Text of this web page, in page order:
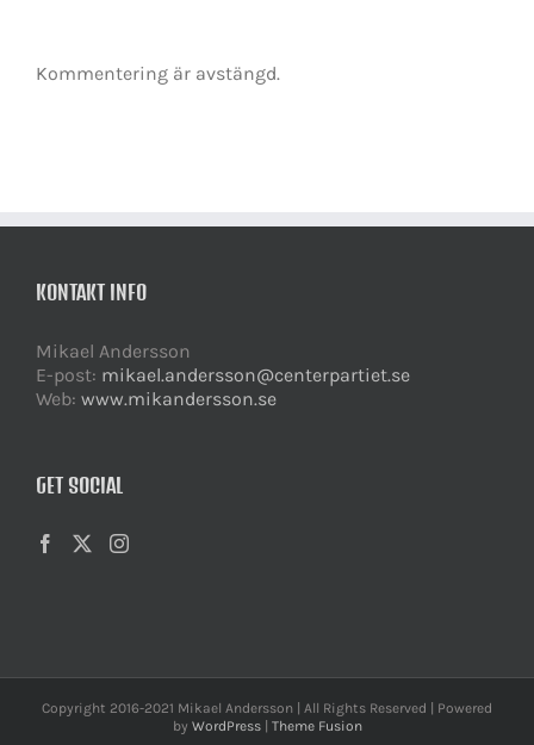
Kommentering är avstängd.
KONTAKT INFO
Mikael Andersson
E-post: mikael.andersson@centerpartiet.se
Web: www.mikandersson.se
GET SOCIAL
Copyright 2016-2021 Mikael Andersson | All Rights Reserved | Powered
by WordPress| Theme Fusion